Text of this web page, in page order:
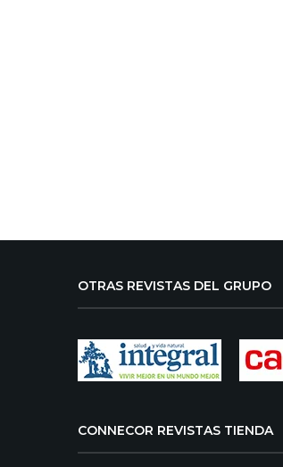
OTRAS REVISTAS DEL GRUPO
CONNECOR REVISTAS TIENDA